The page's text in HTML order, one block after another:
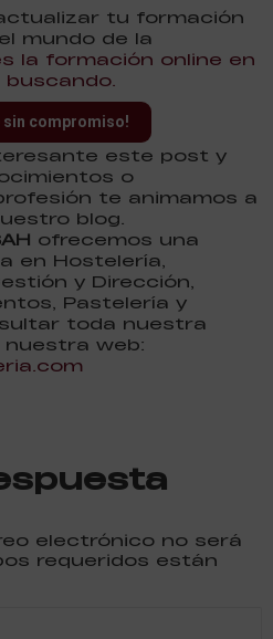
tu formación
mundo de la
la formación online en
sin compromiso!
este post y
o
te animamos a
blog.
ofrecemos una
en Hostelería,
y Dirección,
Pastelería y
toda nuestra
web:
electrónico no será
requeridos están